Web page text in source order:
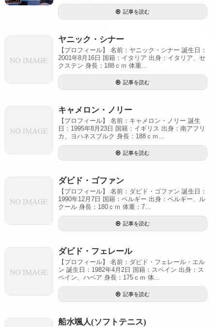
記事を読む
ヤニック・シナー
【プロフィール】 名前：ヤニック・シナー 誕生日：
2001年8月16日 国籍：イタリア 出身：イタリア、セ
クステン 身長：188ｃｍ 体重...
記事を読む
キャメロン・ノリー
【プロフィール】 名前：キャメロン・ノリー 誕生
日：1995年8月23日 国籍：イギリス 出身：南アフリ
カ、ヨハネスブルク 身長：188ｃｍ...
記事を読む
ダビド・ゴファン
【プロフィール】 名前：ダビド・ゴファン 誕生日：
1990年12月7日 国籍：ベルギー 出身：ベルギー、ル
クール 身長：180ｃｍ 体重：7...
記事を読む
ダビド・フェレール
【プロフィール】 名前：ダビド・フェレール・エル
ン 誕生日：1982年4月2日 国籍：スペイン 出身：ス
ペイン、ハベア 身長：175ｃｍ 体...
記事を読む
船水颯人(ソフトテニス)